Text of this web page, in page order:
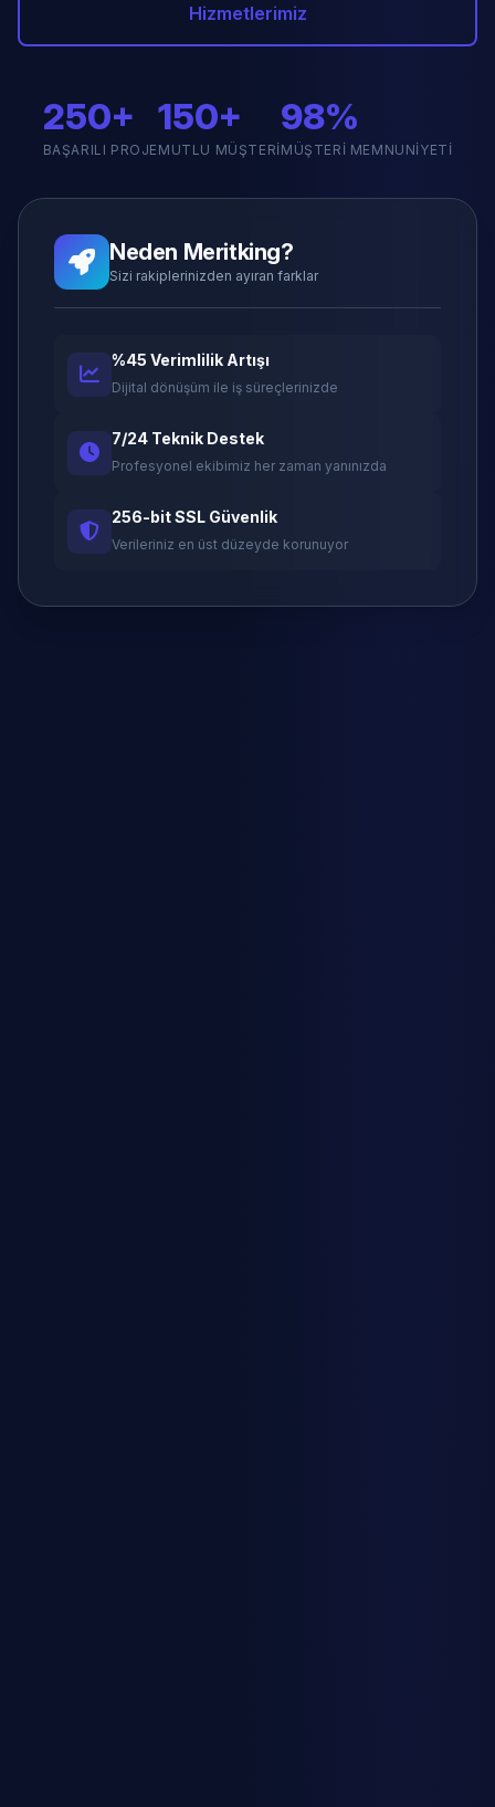
Hizmetlerimiz
250+
BAŞARILI PROJE
150+
MUTLU MÜŞTERI
98%
MÜŞTERI MEMNUNIYETI
Neden Meritking?
Sizi rakiplerinizden ayıran farklar
%45 Verimlilik Artışı
Dijital dönüşüm ile iş süreçlerinizde
7/24 Teknik Destek
Profesyonel ekibimiz her zaman yanınızda
256-bit SSL Güvenlik
Verileriniz en üst düzeyde korunuyor